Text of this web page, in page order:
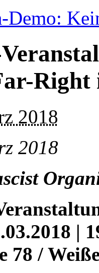
Right
2018
2018
|
78 /